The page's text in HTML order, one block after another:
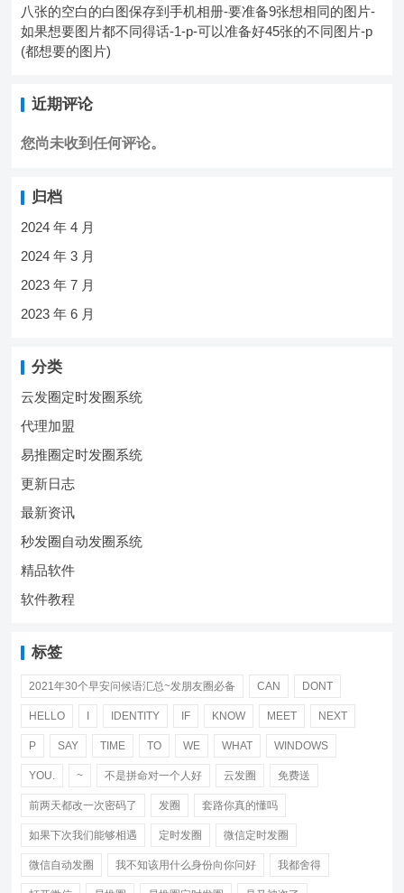
八张的空白的白图保存到手机相册-要准备9张想相同的图片-
如果想要图片都不同得话-1-p-可以准备好45张的不同图片-p
(都想要的图片)
近期评论
您尚未收到任何评论。
归档
2024 年 4 月
2024 年 3 月
2023 年 7 月
2023 年 6 月
分类
云发圈定时发圈系统
代理加盟
易推圈定时发圈系统
更新日志
最新资讯
秒发圈自动发圈系统
精品软件
软件教程
标签
2021年30个早安问候语汇总~发朋友圈必备 CAN DONT
HELLO IDENTITY IF KNOW MEET NEXT
P SAY TIME TO WE WHAT WINDOWS
YOU. ~ 不是拼命对一个人好 云发圈 免费送
前两天都改一次密码了 发圈 套路你真的懂吗
如果下次我们能够相遇 定时发圈 微信定时发圈
微信自动发圈 我不知该用什么身份向你问好 我都舍得